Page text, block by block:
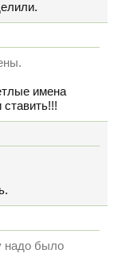
имена
надо было